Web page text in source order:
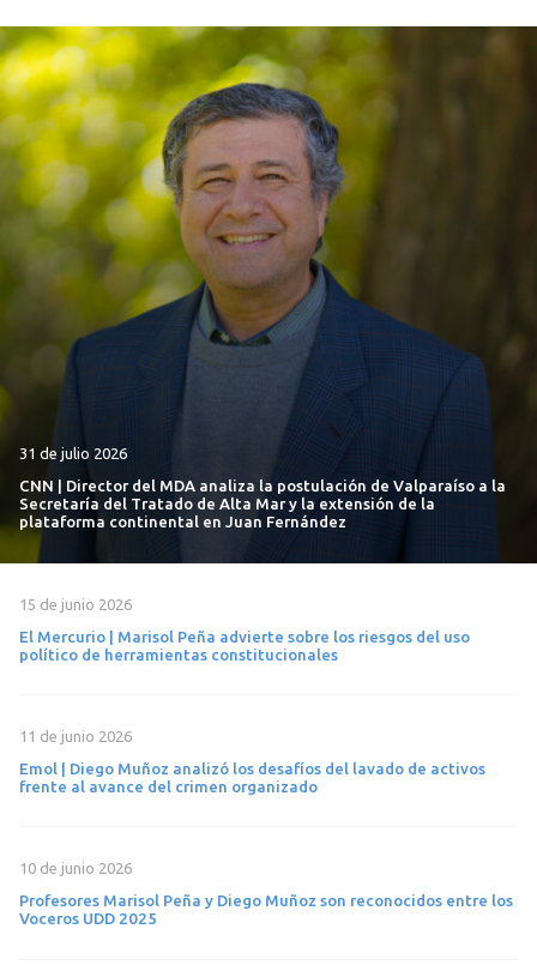
31 de julio 2026
CNN | Director del MDA analiza la postulación de Valparaíso a la
Secretaría del Tratado de Alta Mar y la extensión de la
plataforma continental en Juan Fernández
15 de junio 2026
El Mercurio | Marisol Peña advierte sobre los riesgos del uso
político de herramientas constitucionales
11 de junio 2026
Emol | Diego Muñoz analizó los desafíos del lavado de activos
frente al avance del crimen organizado
10 de junio 2026
Profesores Marisol Peña y Diego Muñoz son reconocidos entre los
Voceros UDD 2025